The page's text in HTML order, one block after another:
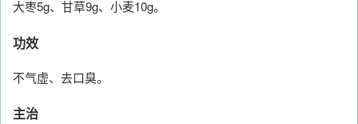
大枣5g、甘草9g、小麦10g。
功效
不气虚、去口臭。
主治